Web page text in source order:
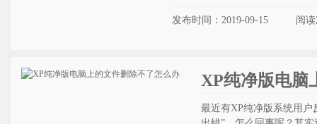
发布时间：2019-09-15 阅
XP纯净版电脑
最近有XP纯净版系统用